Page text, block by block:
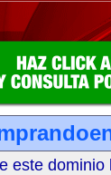
este